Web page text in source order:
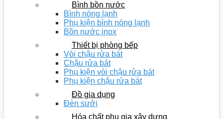
Bình bồn nước
Bình nóng lạnh
Phụ kiện bình nóng lạnh
Bồn nước inox
Thiết bị phòng bếp
Vòi chậu rửa bát
Chậu rửa bát
Phụ kiện vòi chậu rửa bát
Phụ kiện chậu rửa bát
Đồ gia dụng
Đèn sưởi
Hóa chất phụ gia xây dựng